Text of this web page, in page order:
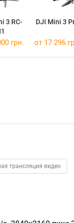
3 RC-
DJI Mini 3
грн. от 17 296
трансляция видео